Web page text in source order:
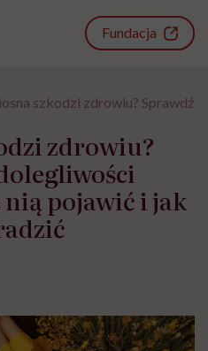
Fundacja
szkodzi zdrowiu? Sprawdź,
zdrowiu?
nią pojawić i jak